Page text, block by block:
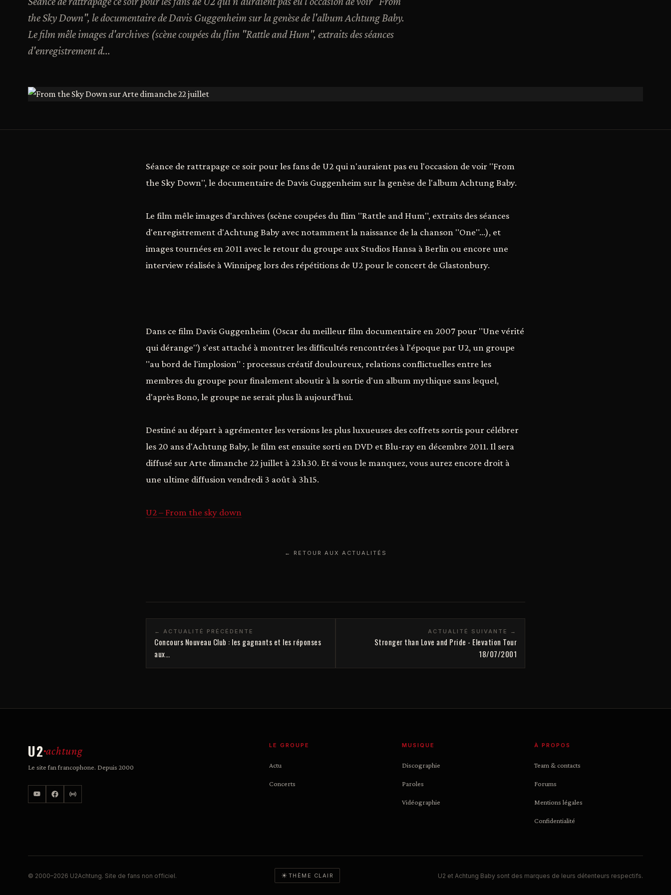
the Sky Down", le documentaire de Davis Guggenheim sur la genèse de l'album Achtung Baby.
Le film mêle images d'archives (scène coupées du flim "Rattle and Hum", extraits des séances
d'enregistrement d...
Séance de rattrapage ce soir pour les fans de U2 qui n'auraient pas eu l'occasion de voir "From
the Sky Down", le documentaire de Davis Guggenheim sur la genèse de l'album Achtung Baby.
Le film mêle images d'archives (scène coupées du flim "Rattle and Hum", extraits des séances
d'enregistrement d'Achtung Baby avec notamment la naissance de la chanson "One"...), et
images tournées en 2011 avec le retour du groupe aux Studios Hansa à Berlin ou encore une
interview réalisée à Winnipeg lors des répétitions de U2 pour le concert de Glastonbury.
Dans ce film Davis Guggenheim (Oscar du meilleur film documentaire en 2007 pour "Une vérité
qui dérange") s'est attaché à montrer les difficultés rencontrées à l'époque par U2, un groupe
"au bord de l'implosion" : processus créatif douloureux, relations conflictuelles entre les
membres du groupe pour finalement aboutir à la sortie d'un album mythique sans lequel,
d'après Bono, le groupe ne serait plus là aujourd'hui.
Destiné au départ à agrémenter les versions les plus luxueuses des coffrets sortis pour célébrer
les 20 ans d'Achtung Baby, le film est ensuite sorti en DVD et Blu-ray en décembre 2011. Il sera
diffusé sur Arte dimanche 22 juillet à 23h30. Et si vous le manquez, vous aurez encore droit à
une ultime diffusion vendredi 3 août à 3h15.
U2 – From the sky down
← RETOUR AUX ACTUALITÉS
← ACTUALITÉ PRÉCÉDENTE
Concours Nouveau Club : les gagnants et les réponses
aux…
ACTUALITÉ SUIVANTE →
Stronger than Love and Pride - Elevation Tour
18/07/2001
U2 achtung
Le site fan francophone. Depuis 2000
LE GROUPE
Actu
Concerts
MUSIQUE
Discographie
Paroles
Vidéographie
À PROPOS
Team & contacts
Forums
Mentions légales
Confidentialité
© 2000–2026 U2Achtung. Site de fans non officiel. ☀ THÈME CLAIR U2 et Achtung Baby sont des marques de leurs détenteurs respectifs.